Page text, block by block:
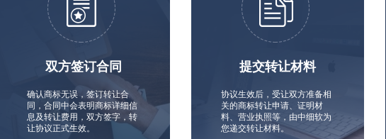
双方签订合同
确认商标无误，签订转让合
同，合同中会表明商标详细信
息及转让费用，双方签字，转
让协议正式生效。
提交转让材料
协议生效后，受让双方准备相
关的商标转让申请、证明材
料、营业执照等，由中细软为
您递交转让材料。